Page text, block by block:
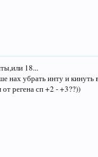
18...
убрать инту и кинуть
регена сп +2 - +3??))